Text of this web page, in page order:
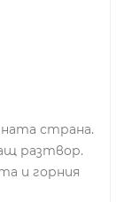
страна.
разтвор.
и горния